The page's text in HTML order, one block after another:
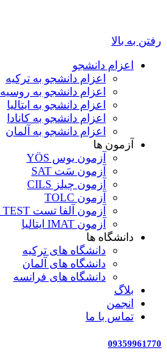
رفتن به بالا
اعزام دانشجو
اعزام دانشجو به ترکیه
اعزام دانشجو به روسیه
اعزام دانشجو به ایتالیا
اعزام دانشجو به کانادا
اعزام دانشجو به آلمان
آزمون ها
آزمون یوس YÖS
آزمون سَت SAT
آزمون چیلز CILS‌
آزمون TOLC
آزمون آلفا تست ALPHA TEST
آزمون IMAT ایتالیا
دانشگاه ها
دانشگاه های ترکیه
دانشگاه های آلمان
دانشگاه های فرانسه
بلاگ
انجمن
تماس با ما
09359961770